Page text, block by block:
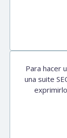
Para hacer
una suite